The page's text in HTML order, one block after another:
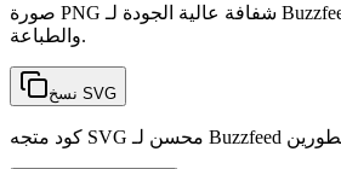
صورة PNG شفافة عالية الجودة لـ Buzzfeed مناسبة للويب
والطباعة.
نسخ SVG